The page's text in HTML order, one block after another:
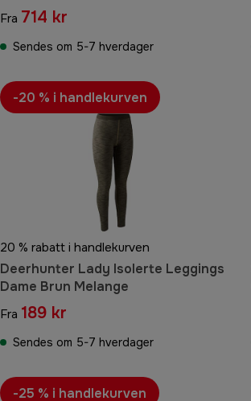
Fra 714 kr
Sendes om 5-7 hverdager
20 % rabatt i handlekurven
Deerhunter Lady Isolerte Leggings
Dame Brun Melange
Fra 189 kr
Sendes om 5-7 hverdager
-20 % i handlekurven
-25 % i handlekurven